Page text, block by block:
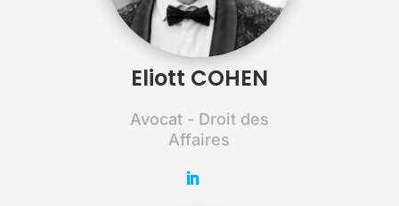
Eliott COHEN
Avocat - Droit des
Affaires